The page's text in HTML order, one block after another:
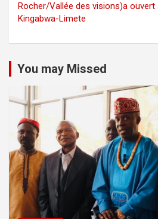
Rocher/Vallée des visions)a
Kingabwa-Limete
You may Missed